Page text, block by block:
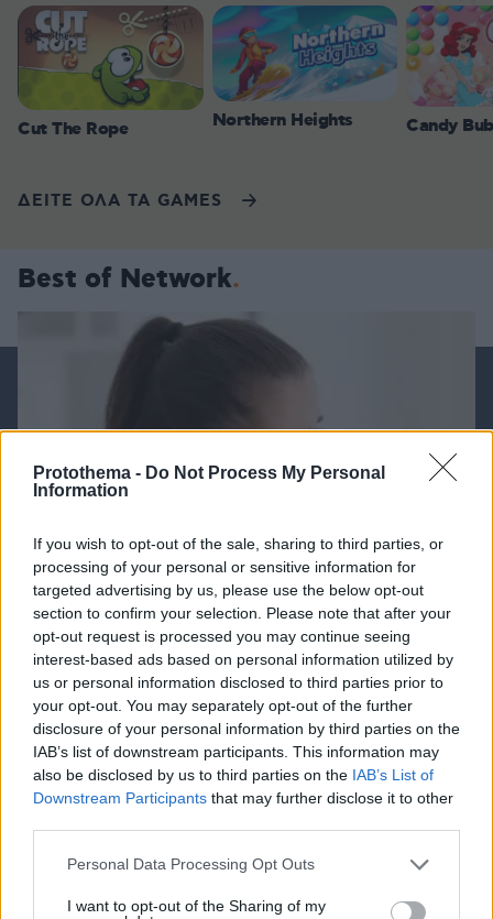
Protothema - Do Not Process My Personal
Information
If you wish to opt-out of the sale, sharing to third parties, or
processing of your personal or sensitive information for
targeted advertising by us, please use the below opt-out
section to confirm your selection. Please note that after your
opt-out request is processed you may continue seeing
interest-based ads based on personal information utilized by
us or personal information disclosed to third parties prior to
your opt-out. You may separately opt-out of the further
disclosure of your personal information by third parties on the
IAB’s list of downstream participants. This information may
also be disclosed by us to third parties on the IAB’s List of
Downstream Participants that may further disclose it to other
Please note that this website/app uses one or more Google
not limited to your visit or usage behaviour. You may click to
Personal Data Processing Opt Outs
I want to opt-out of the Sharing of my
Cut The Rope Northern Heights Candy
ΔΕΙΤΕ ΟΛΑ ΤΑ GAMES
Best of Network
τον αυξημένο κίνδυνο – Γίνεται σε 1 λεπτό
08.08.2026, 16:24